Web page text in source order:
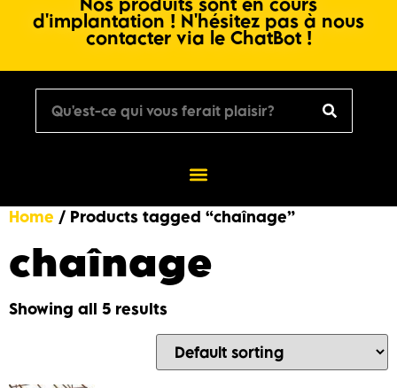
d'implantation ! N'hésitez pas à nous
contacter via le ChatBot !
Home / Products tagged “chaînage”
chaînage
Showing all 5 results